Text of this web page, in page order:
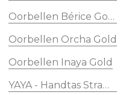
White & Gold
Orange/Purple
Sand
Oorbellen Bérice Gold
Oorbellen Orcha Gold
Oorbellen Inaya Gold
YAYA - Handtas Straw